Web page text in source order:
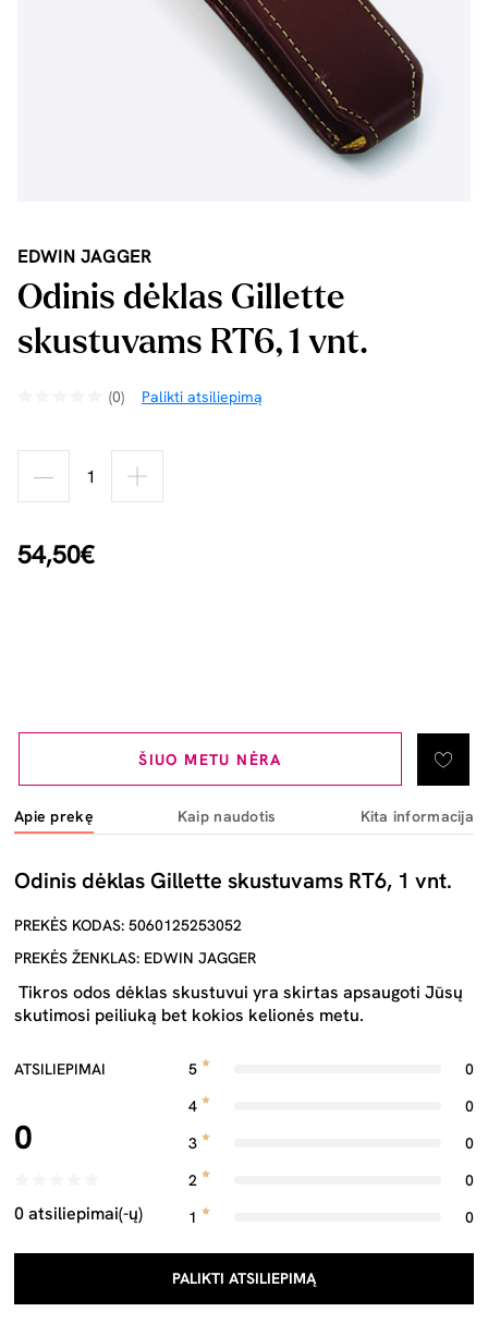
EDWIN JAGGER
Odinis dėklas Gillette
skustuvams RT6, 1 vnt.
(0) Palikti atsiliepimą
54,50€
ŠIUO METU NĖRA
Apie prekę Kaip naudotis Kita informacija
Odinis dėklas Gillette skustuvams RT6, 1 vnt.
PREKĖS KODAS: 5060125253052
PREKĖS ŽENKLAS: EDWIN JAGGER
Tikros odos dėklas skustuvui yra skirtas apsaugoti Jūsų
skutimosi peiliuką bet kokios kelionės metu.
ATSILIEPIMAI
0
0 atsiliepimai(-ų)
5
0
4
0
3
0
2
0
1
0
PALIKTI ATSILIEPIMĄ